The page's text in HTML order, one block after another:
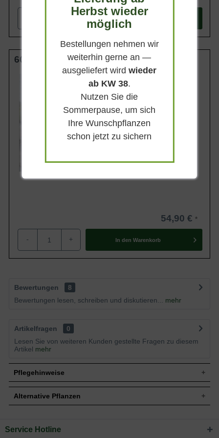
+ In den
60-80 cm (breit) C10
bis zu 120 cm
Belaubung
Blatt- / Nadelfarbe
Dunkelgrün
Standort
Lieferbar
54,90 €
- + In den Warenkorb
Bewertungen
8
Bewertungen lesen, schreiben und diskutieren...
mehr
Artikelfragen
0
Lesen Sie von weiteren Kunden gestellte Fragen zu diesem
Artikel mehr
Pflegehinweise
Pflanz- und Pflegetipps Escallonia 'Red Dream' /
Alternative Pflanzen
Sie suchen eine Alternative?
Herbst wieder
möglich
Bestellungen nehmen wir
weiterhin gerne an —
ausgeliefert wirdwieder
ab KW 38.
Nutzen Sie die
Sommerpause, um sich
Ihre Wunschpflanzen
schon jetzt zu sichern
Service Hotline